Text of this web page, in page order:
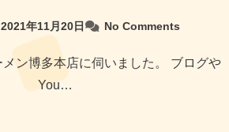
2021年11月20日 No Comments
You…